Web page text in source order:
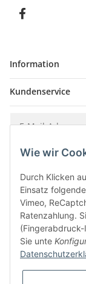
Information
Kundenservice
Bitte senden Sie mir
Wie wir
Durch Klicken
Einsatz
Vimeo,
Ratenzahlung.
Sie unte